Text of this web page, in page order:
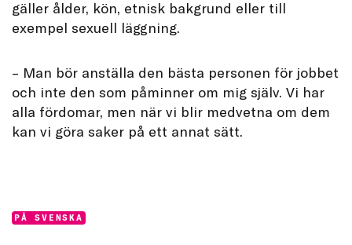
gäller ålder, kön, etnisk bakgrund eller till
exempel sexuell läggning.
– Man bör anställa den bästa personen för jobbet
och inte den som påminner om mig själv. Vi har
alla fördomar, men när vi blir medvetna om dem
kan vi göra saker på ett annat sätt.
Categories:
PÅ SVENSKA